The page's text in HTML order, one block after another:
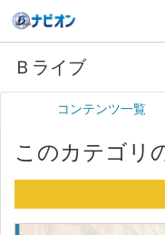
Ｂライブ
コンテンツ一覧
このカテゴリ